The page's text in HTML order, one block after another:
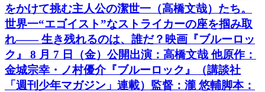
をかけて挑む主人公の潔世一（高橋文哉）たち。
世界一“エゴイスト”なストライカーの座を掴み取
れ―― 生き残れるのは、誰だ？映画『ブルーロッ
ク』 8 月 7 日（金）公開出演：高橋文哉 他原作：
金城宗幸・ノ村優介『ブルーロック』（講談社
「週刊少年マガジン」連載）監督：瀧 悠輔脚本：